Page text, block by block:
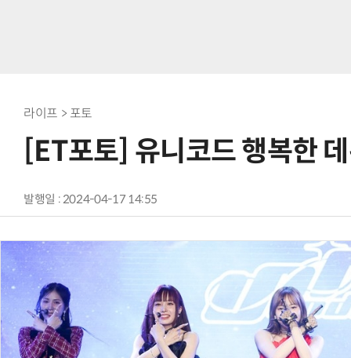
라이프 > 포토
[ET포토] 유니코드 행복한
발행일 : 2024-04-17 14:55
양자컴퓨팅 비즈니스·기술 입문 1-Day